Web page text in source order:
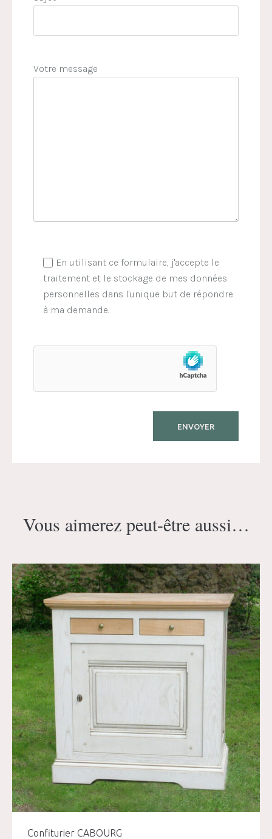
Votre message
En utilisant ce formulaire, j'accepte le
traitement et le stockage de mes données
personnelles dans l'unique but de répondre
à ma demande.
Vous aimerez peut-être aussi…
Confiturier CABOURG